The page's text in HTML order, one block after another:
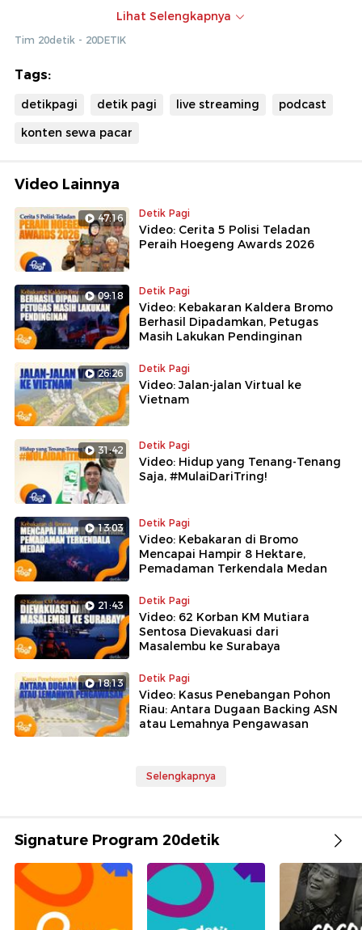
sebuah konten media sosial "sewa pacar" terhadap
pelajar atau anak di bawah umur yang dilakukan oleh
seorang konten kreator Tasikmalaya. Simak ulasan
Lihat Selengkapnya
Tim 20detik - 20DETIK
Tags:
detikpagi detik pagi live streaming
podcast
konten sewa pacar
Video Lainnya
47:16 Detik Pagi
Video: Cerita 5 Polisi Teladan
Peraih Hoegeng Awards 2026
09:18 Detik Pagi
Video: Kebakaran Kaldera Bromo
Berhasil Dipadamkan, Petugas
Masih Lakukan Pendinginan
26:26 Detik Pagi
Video: Jalan-jalan Virtual ke
Vietnam
31:42 Detik Pagi
Video: Hidup yang Tenang-Tenang
Saja, #MulaiDariTring!
13:03 Detik Pagi
Video: Kebakaran di Bromo
Mencapai Hampir 8 Hektare,
Pemadaman Terkendala Medan
21:43 Detik Pagi
Video: 62 Korban KM Mutiara
Sentosa Dievakuasi dari
Masalembu ke Surabaya
18:13 Detik Pagi
Video: Kasus Penebangan Pohon
Riau: Antara Dugaan Backing ASN
atau Lemahnya Pengawasan
Selengkapnya
Signature Program 20detik